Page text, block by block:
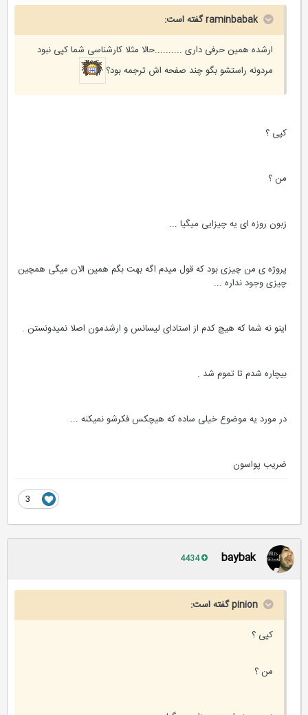
raminbabak گفته است:
ارشده همین حرفی داری ..........حالا مثلا کارشناسی شما کپی نبود
مردونه راستشو بگو چند صفحه اش ترجمه بود؟
کپی ؟
من ؟
زبون روزه ای یه چیزایی میگیا ...
پروژه ی من چیزی بود که قول میدم اگه بهت بگم همین الان میگی همچین
چیزی وجود نداره ...
اینو نه شما که هیچ کدم از استادای لیسانس و ارشدمون اصلا نمیدونستن .
بیچاره شدم تا تموم شد .
در مورد یه موضوع خیلی ساده که هیچکس فکرشو نمیکنه ...
ضریب پواسون
baybak
pinion گفته است:
کپی ؟
من ؟